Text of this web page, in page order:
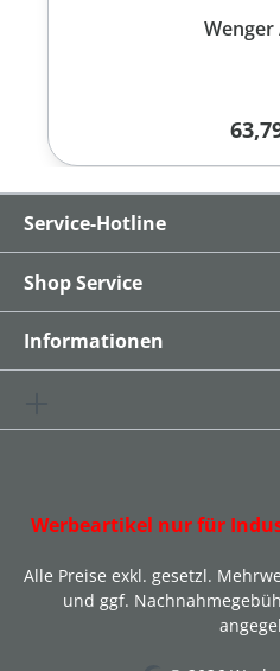
Service-Hotline
Shop Service
Informationen
Werbeartikel nur für
Alle Preise exkl. gesetzl.
und ggf.